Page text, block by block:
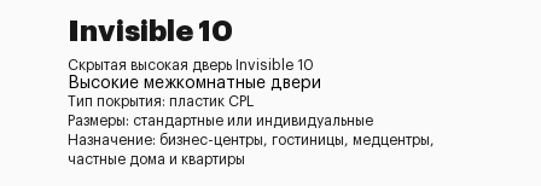
Invisible 10
Скрытая высокая дверь Invisible 10
Высокие межкомнатные двери
Тип покрытия: пластик CPL
Размеры: стандартные или индивидуальные
Назначение: бизнес-центры, гостиницы, медцентры,
частные дома и квартиры